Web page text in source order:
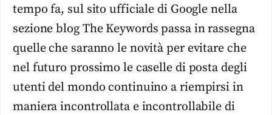
tempo fa, sul sito ufficiale di Google nella
sezione blog The Keywords passa in rassegna
quelle che saranno le novità per evitare che
nel futuro prossimo le caselle di posta degli
utenti del mondo continuino a riempirsi in
maniera incontrollata e incontrollabile di